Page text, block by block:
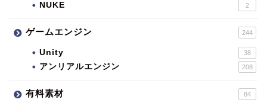
NUKE 2
ゲームエンジン 244
Unity 38
アンリアルエンジン 208
有料素材 84